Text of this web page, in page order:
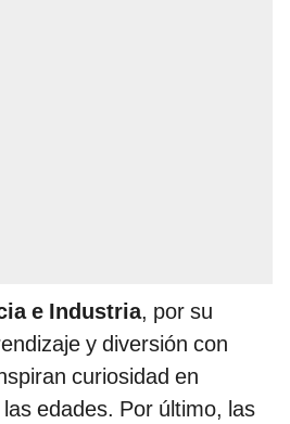
e Industria, por su
y diversión con
curiosidad en
edades. Por último, las